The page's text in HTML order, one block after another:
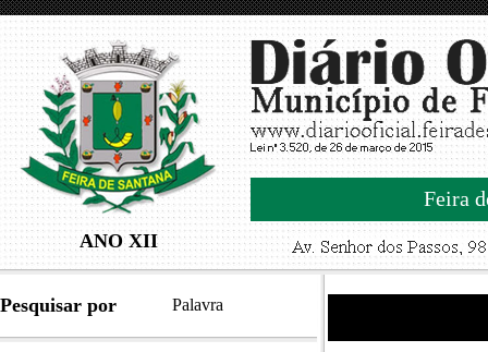
ANO XII
Feira
Pesquisar por Palavra